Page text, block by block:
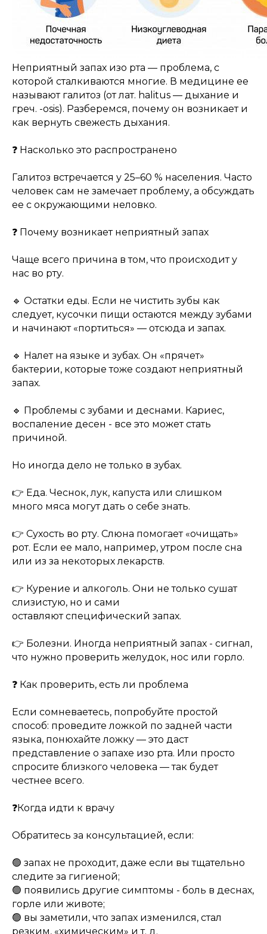
Неприятный запах изо рта — проблема, с
которой сталкиваются многие. В медицине ее
называют галитоз (от лат. halitus — дыхание и
греч. -osis). Разберемся, почему он возникает и
как вернуть свежесть дыхания.
❓ Насколько это распространено
Галитоз встречается у 25–60 % населения. Часто
человек сам не замечает проблему, а обсуждать
ее с окружающими неловко.
❓ Почему возникает неприятный запах
Чаще всего причина в том, что происходит у
нас во рту.
🔹 Остатки еды. Если не чистить зубы как
следует, кусочки пищи остаются между зубами
и начинают «портиться» — отсюда и запах.
🔹 Налет на языке и зубах. Он «прячет»
бактерии, которые тоже создают неприятный
запах.
🔹 Проблемы с зубами и деснами. Кариес,
воспаление десен - все это может стать
причиной.
Но иногда дело не только в зубах.
👉 Еда. Чеснок, лук, капуста или слишком
много мяса могут дать о себе знать.
👉 Сухость во рту. Слюна помогает «очищать»
рот. Если ее мало, например, утром после сна
или из за некоторых лекарств.
👉 Курение и алкоголь. Они не только сушат
слизистую, но и сами
оставляют специфический запах.
👉 Болезни. Иногда неприятный запах - сигнал,
что нужно проверить желудок, нос или горло.
❓ Как проверить, есть ли проблема
Если сомневаетесь, попробуйте простой
способ: проведите ложкой по задней части
языка, понюхайте ложку — это даст
представление о запахе изо рта. Или просто
спросите близкого человека — так будет
честнее всего.
❓Когда идти к врачу
Обратитесь за консультацией, если:
🟢 запах не проходит, даже если вы тщательно
следите за гигиеной;
🟢 появились другие симптомы - боль в деснах,
горле или животе;
🟢 вы заметили, что запах изменился, стал
резким, «химическим» и т. д.